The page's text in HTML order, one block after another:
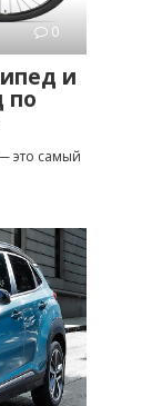
0
и
по
это самый